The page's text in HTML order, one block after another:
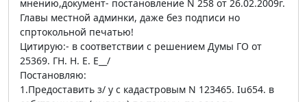
мнению,документ- постановление N 258 от 26.02.2009г.
Главы местной админки, даже без подписи но
спртокольной печатью!
Цитирую:- в соответствии с решением Думы ГО от
25369. ГН. Н. Е. Е__/
Постановляю:
1.Предоставить з/ у с кадастровым N 123465. Iu654. в